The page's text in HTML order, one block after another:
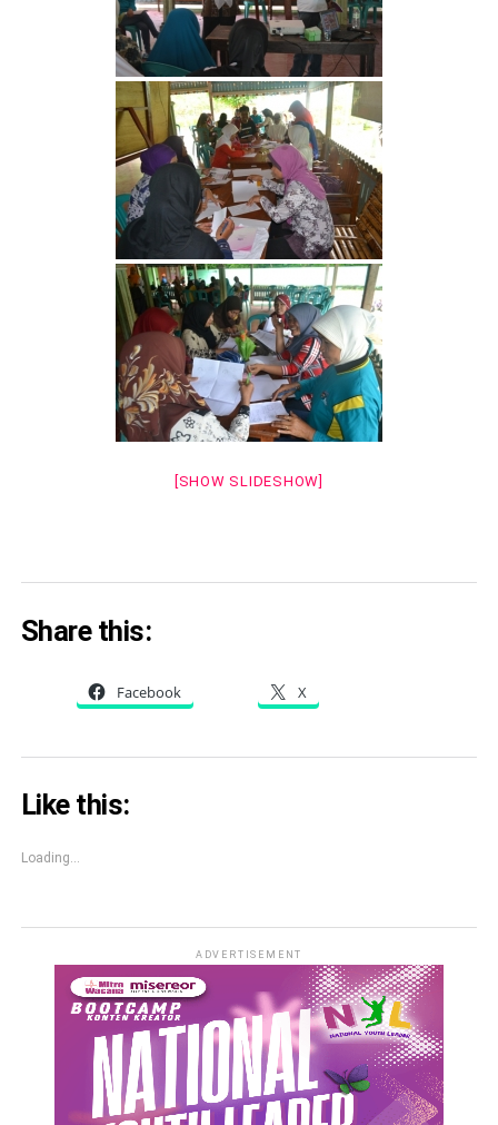
[SHOW SLIDESHOW]
Share this:
Facebook X
Like this:
Loading...
ADVERTISEMENT